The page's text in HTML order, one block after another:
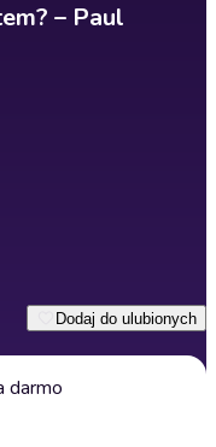
– Paul
Dodaj do ulubionych
darmo